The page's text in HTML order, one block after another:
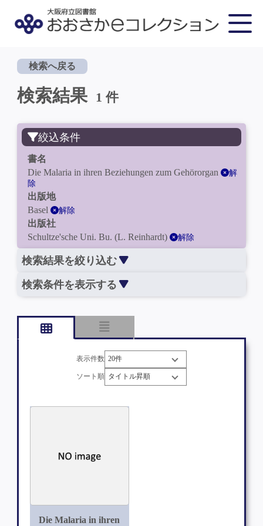
検索へ戻る
検索結果 1 件
絞込条件
書名
Die Malaria in ihren Beziehungen zum Gehörorgan
解
除
出版地
Basel
解除
出版社
Schultze'sche Uni. Bu. (L. Reinhardt)
解除
検索結果を絞り込む
検索条件を表示する
表示件数
ソート順
Die Malaria in ihren